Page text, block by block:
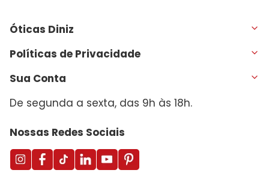
Óticas Diniz
Políticas de Privacidade
Sua Conta
De segunda a sexta, das 9h às 18h.
Nossas Redes Sociais